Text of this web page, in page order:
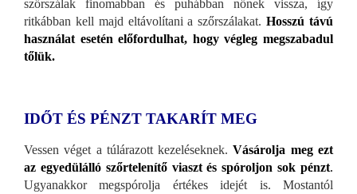
szőrszálak finomabban és puhábban nőnek vissza, így
ritkábban kell majd eltávolítani a szőrszálakat.Hosszú távú
használat esetén előfordulhat, hogy végleg megszabadul
tőlük.
IDŐT ÉS PÉNZT TAKARÍT MEG
Vessen véget a túlárazott kezeléseknek.Vásárolja meg ezt
az egyedülálló szőrtelenítő viaszt és spóroljon sok pénzt.
Ugyanakkor megspórolja értékes idejét is. Mostantól